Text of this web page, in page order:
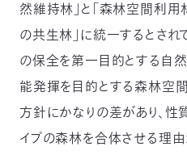
然維持林」と「森林空間利用
の共生林」に統一するとされ
の保全を第一目的とする自
能発揮を目的とする森林空
方針にかなりの差があり、性
イプの森林を合体させる理